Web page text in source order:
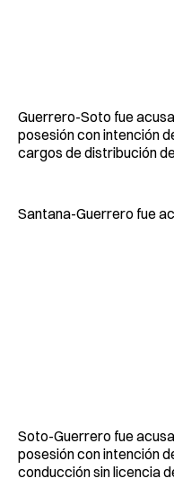
Guerrero-Soto fue
posesión con intención
cargos de distribución
Santana-Guerrero fue
Soto-Guerrero fue
posesión con intención
conducción sin licencia